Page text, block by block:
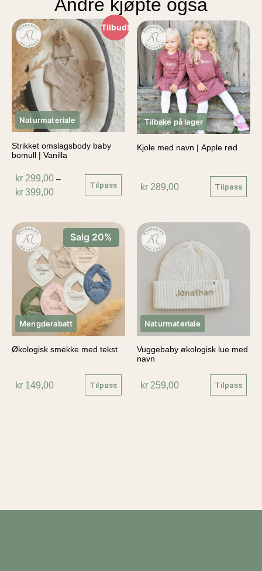
Andre kjøpte også
Tilbud!
Naturmateriale
Strikket omslagsbody baby
bomull | Vanilla
kr 299,00 –
kr 399,00
Tilpass
Tilbake på lager
Kjole med navn | Apple rød
kr 289,00 Tilpass
Salg 20%
Mengderabatt
Økologisk smekke med tekst
kr 149,00 Tilpass
Naturmateriale
Vuggebaby økologisk lue med
navn
kr 259,00 Tilpass